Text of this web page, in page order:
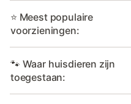
⭐ Meest populaire
voorzieningen:
🐾 Waar huisdieren zijn
toegestaan: